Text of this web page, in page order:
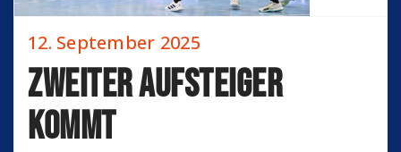
Zweiter Aufsteiger
kommt
12. September 2025